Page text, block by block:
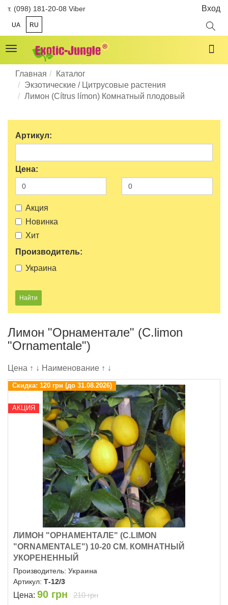
т. (098) 181-20-08 Viber
UA RU
Вход
Toggle
navigation
Главная
Каталог
Экзотические / Цитрусовые растения
Лимон (Cítrus límon) Комнатный плодовый
Артикул:
Цена:
Акция
Новинка
Хит
Производитель:
Украина
Лимон "Орнаментале" (C.limon
"Оrnamentale")
Цена ↑ ↓ Наименование ↑ ↓
АКЦИЯ
Скидка: 120 грн (до 31.08.2026)
ЛИМОН "ОРНАМЕНТАЛЕ" (C.LIMON
"ОRNAMENTALE") 10-20 СМ. КОМНАТНЫЙ
УКОРЕНЕННЫЙ
Производитель: Украина
Артикул: Т-12/3
Цена: 90 грн 210 грн